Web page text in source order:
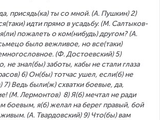
присядь(ка) ты со мной. (А. Пушкин) 2)
идти прямо в усадьбу. (М. Салтыков-
пожалеть о ком(нибудь) другом? (А.
было вежливое, но все(таки)
(Ф. Достоевский) 5)
не знал(бы) заботы, кабы не стали глаза
6) Он(бы) тотчас ушел, если(б) не
7) Ведь были(ж) схватки боевые, да,
(М. Лермонтов)  8) Я(б) мечтал не ради
боевым, я(б) желал на берег правый, бой
(А. Твардовский) 9) Что(бы) вам